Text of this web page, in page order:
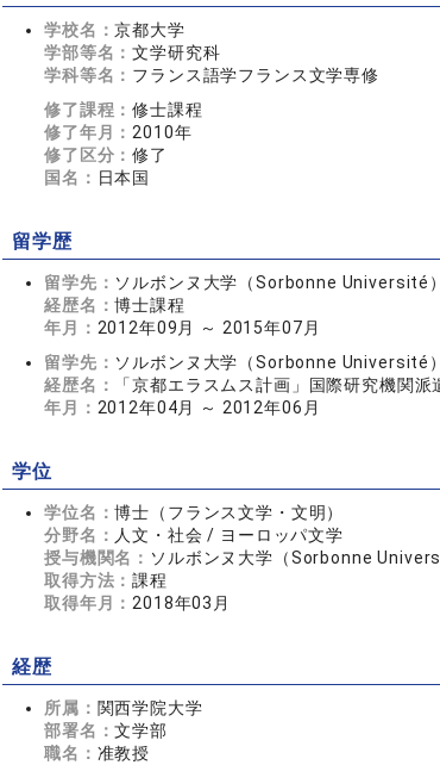
学校名：京都大学
学部等名：文学研究科
学科等名： フランス語学フランス文学専修
修了課程：修士課程
修了年月： 2010年
修了区分：修了
国名： 日本国
留学歴
留学先： ソルボンヌ大学（Sorbonne Université
経歴名：博士課程
年月： 2012年09月 ～ 2015年07月
留学先： ソルボンヌ大学（Sorbonne Université
経歴名：
「京都エラスムス計画」国際研究機関派
年月： 2012年04月 ～ 2012年06月
学位
学位名：博士（フランス文学・文明）
分野名： 人文・社会 / ヨーロッパ文学
授与機関名： ソルボンヌ大学（Sorbonne
取得方法：課程
取得年月： 2018年03月
経歴
所属： 関西学院大学
部署名：文学部
職名： 准教授